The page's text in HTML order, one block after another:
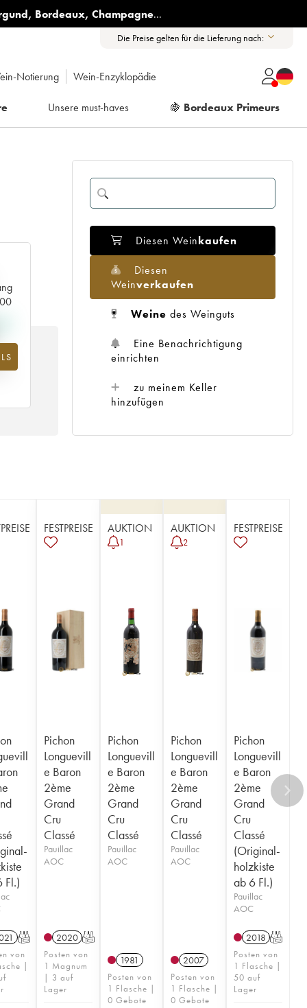
, Bordeaux, Champagne...
Die Preise gelten für die Lieferung nach:
Notierung Wein-Enzyklopädie
Unsere must-haves 🍇 Bordeaux Primeurs
Diesen Weinkaufen
Diesen
Weinverkaufen
Weine des Weinguts
Eine Benachrichtigung
einrichten
zu meinem Keller
hinzufügen
Fl.)
T
von
|
FESTPREISE
Pichon
Longuevill
e Baron
2ème
Grand
Cru
Classé
Pauillac
AOC
2020 T
Posten von
1 Magnum
| 3 auf
Lager
AUKTION
1
Pichon
Longuevill
e Baron
2ème
Grand
Cru
Classé
Pauillac
AOC
1981
Posten von
1 Flasche |
0 Gebote
AUKTION
2
Pichon
Longuevill
e Baron
2ème
Grand
Cru
Classé
Pauillac
AOC
2007
Posten von
1 Flasche |
0 Gebote
FESTPREISE
Pichon
Longuevill
e Baron
2ème
Grand
Cru
Classé
(Original-
holzkiste
ab 6 Fl.)
Pauillac
AOC
2018 T
Posten von
1 Flasche |
50 auf
Lager